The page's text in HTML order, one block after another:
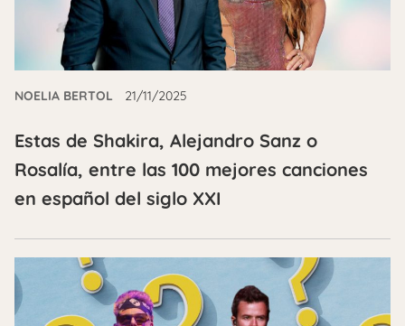
NOELIA BERTOL 21/11/2025
Estas de Shakira, Alejandro Sanz o
Rosalía, entre las 100 mejores canciones
en español del siglo XXI